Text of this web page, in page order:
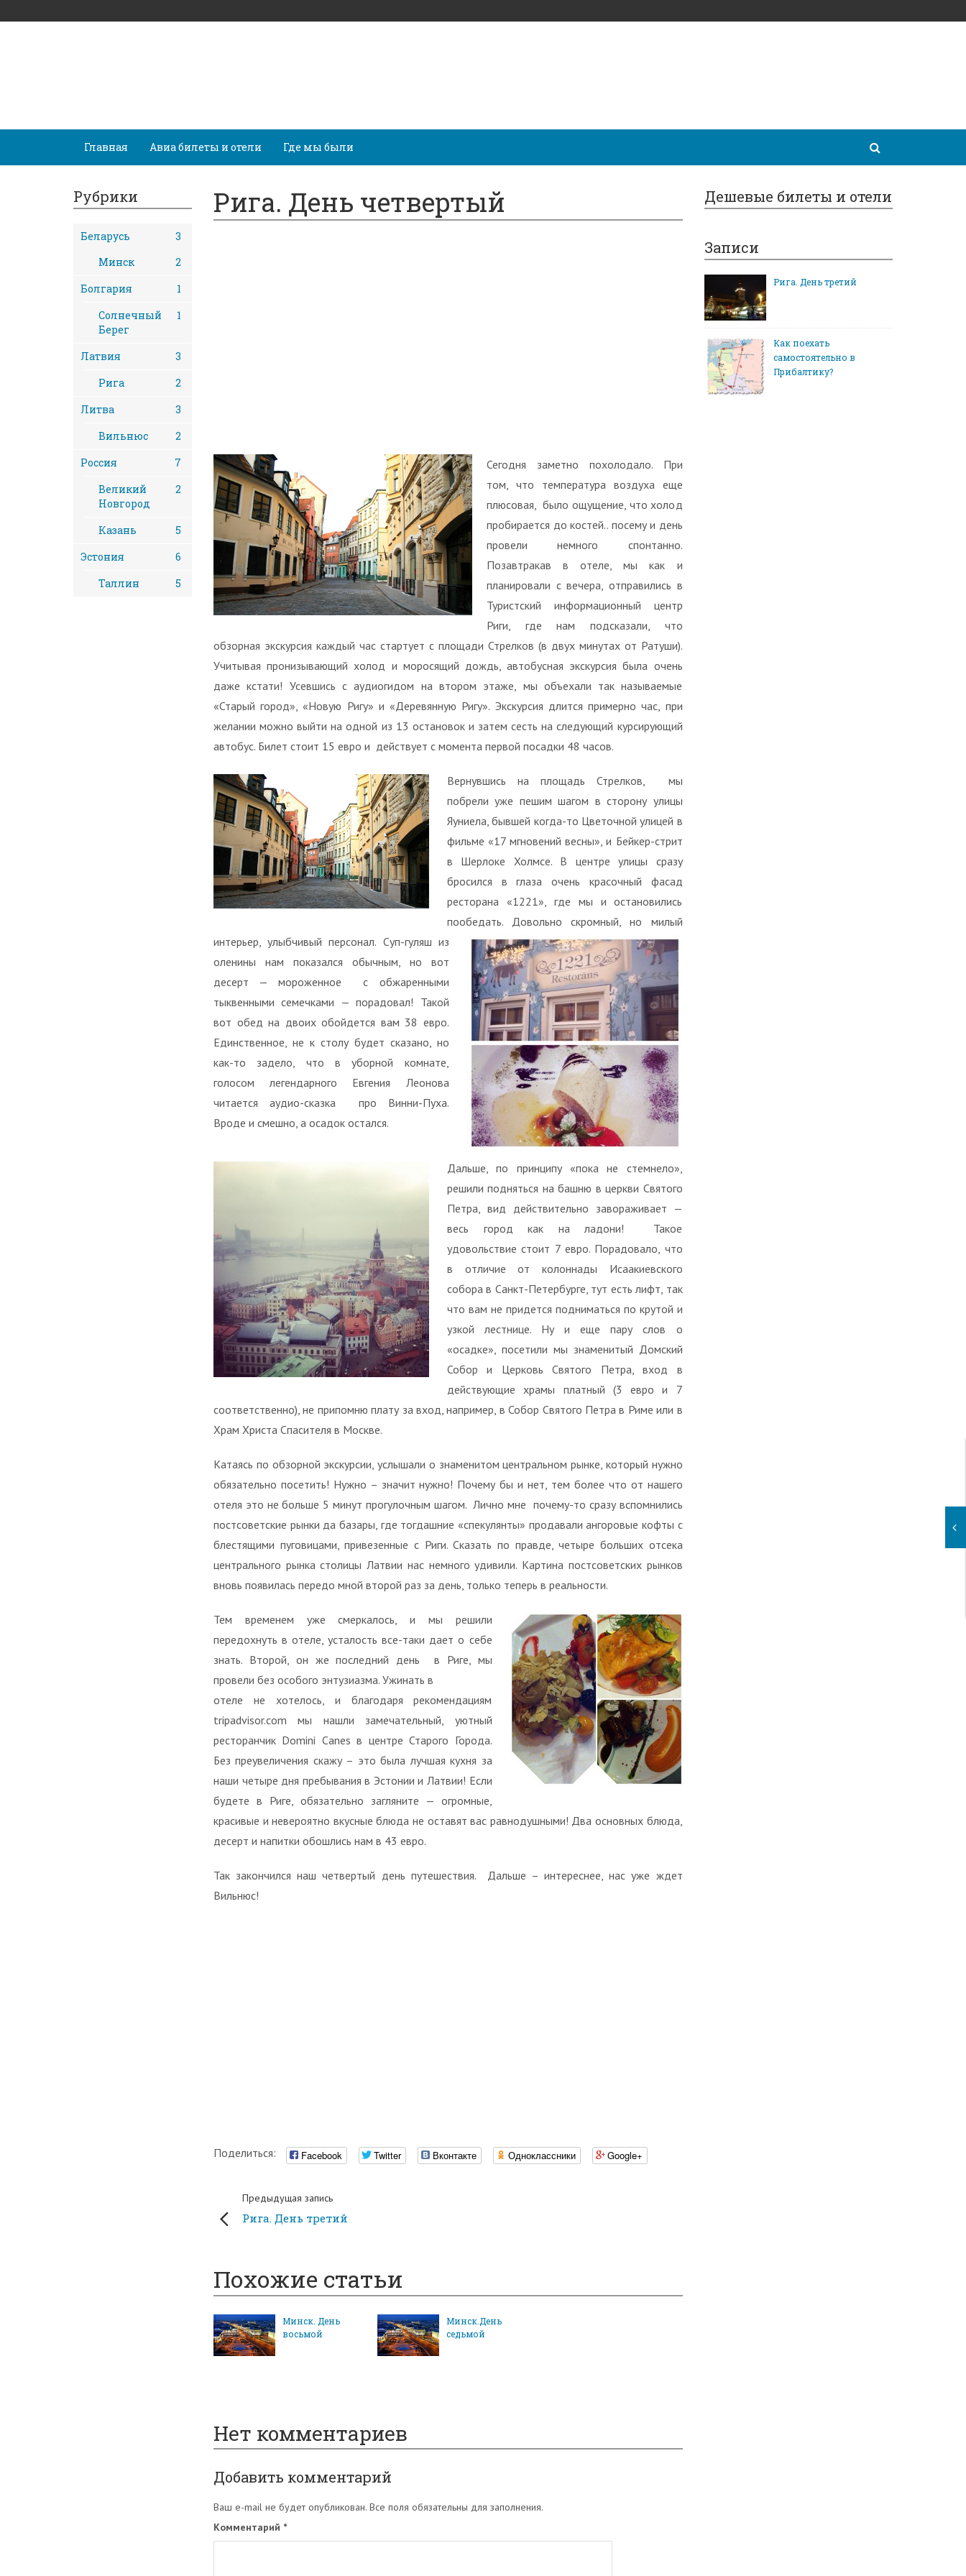
Главная Авиа билеты и отели Где мы были
Рига. День четвертый
Сегодня заметно похолодало. При
том, что температура воздуха еще
плюсовая, было ощущение, что холод
пробирается до костей.. посему и день
провели немного спонтанно.
Позавтракав в отеле, мы как и
планировали с вечера, отправились в
Туристский информационный центр
Риги, где нам подсказали, что
обзорная экскурсия каждый час стартует с площади Стрелков (в двух минутах от Ратуши).
Учитывая пронизывающий холод и моросящий дождь, автобусная экскурсия была очень
даже кстати! Усевшись с аудиогидом на втором этаже, мы объехали так называемые
«Старый город», «Новую Ригу» и «Деревянную Ригу». Экскурсия длится примерно час, при
желании можно выйти на одной из 13 остановок и затем сесть на следующий курсирующий
автобус. Билет стоит 15 евро и действует с момента первой посадки 48 часов.
Вернувшись на площадь Стрелков, мы
побрели уже пешим шагом в сторону улицы
Яуниела, бывшей когда-то Цветочной улицей в
фильме «17 мгновений весны», и Бейкер-стрит
в Шерлоке Холмсе. В центре улицы сразу
бросился в глаза очень красочный фасад
ресторана «1221», где мы и остановились
пообедать. Довольно скромный, но милый
интерьер, улыбчивый персонал. Суп-гуляш из
оленины нам показался обычным, но вот
десерт — мороженное с обжаренными
тыквенными семечками — порадовал! Такой
вот обед на двоих обойдется вам 38 евро.
Единственное, не к столу будет сказано, но
как-то задело, что в уборной комнате,
голосом легендарного Евгения Леонова
читается аудио-сказка про Винни-Пуха.
Вроде и смешно, а осадок остался.
Дальше, по принципу «пока не стемнело»,
решили подняться на башню в церкви Святого
Петра, вид действительно завораживает —
весь город как на ладони! Такое
удовольствие стоит 7 евро. Порадовало, что
в отличие от колоннады Исаакиевского
собора в Санкт-Петербурге, тут есть лифт, так
что вам не придется подниматься по крутой и
узкой лестнице. Ну и еще пару слов о
«осадке», посетили мы знаменитый Домский
Собор и Церковь Святого Петра, вход в
действующие храмы платный (3 евро и 7
соответственно), не припомню плату за вход, например, в Собор Святого Петра в Риме или в
Храм Христа Спасителя в Москве.
Катаясь по обзорной экскурсии, услышали о знаменитом центральном рынке, который нужно
обязательно посетить! Нужно – значит нужно! Почему бы и нет, тем более что от нашего
отеля это не больше 5 минут прогулочным шагом. Лично мне почему-то сразу вспомнились
постсоветские рынки да базары, где тогдашние «спекулянты» продавали ангоровые кофты с
блестящими пуговицами, привезенные с Риги. Сказать по правде, четыре больших отсека
центрального рынка столицы Латвии нас немного удивили. Картина постсоветских рынков
вновь появилась передо мной второй раз за день, только теперь в реальности.
Тем временем уже смеркалось, и мы решили
передохнуть в отеле, усталость все-таки дает о себе
знать. Второй, он же последний день в Риге, мы
провели без особого энтузиазма. Ужинать в
отеле не хотелось, и благодаря рекомендациям
tripadvisor.com мы нашли замечательный, уютный
ресторанчик Domini Canes в центре Старого Города.
Без преувеличения скажу – это была лучшая кухня за
наши четыре дня пребывания в Эстонии и Латвии! Если
будете в Риге, обязательно загляните — огромные,
красивые и невероятно вкусные блюда не оставят вас равнодушными! Два основных блюда,
десерт и напитки обошлись нам в 43 евро.
Так закончился наш четвертый день путешествия. Дальше – интереснее, нас уже ждет
Вильнюс!
Поделиться: Facebook Twitter Вконтакте Одноклассники Google+
Предыдущая запись
Рига. День третий
Похожие статьи
Минск. День
восьмой
Минск.День
седьмой
Нет комментариев
Добавить комментарий
Ваш e-mail не будет опубликован. Все поля обязательны для заполнения.
Комментарий *
Дешевые билеты и отели
Записи
Рига. День третий
Как поехать
самостоятельно в
Прибалтику?
Рубрики
Беларусь
3
Минск
2
Болгария
1
Солнечный
Берег
1
Латвия
3
Рига
2
Литва
3
Вильнюс
2
Россия
7
Великий
Новгород
2
Казань
5
Эстония
6
Таллин
5